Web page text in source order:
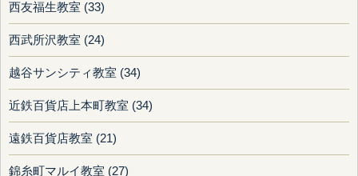
西友福生教室 (33)
西武所沢教室 (24)
越谷サンシティ教室 (34)
近鉄百貨店上本町教室 (34)
遠鉄百貨店教室 (21)
錦糸町マルイ教室 (27)